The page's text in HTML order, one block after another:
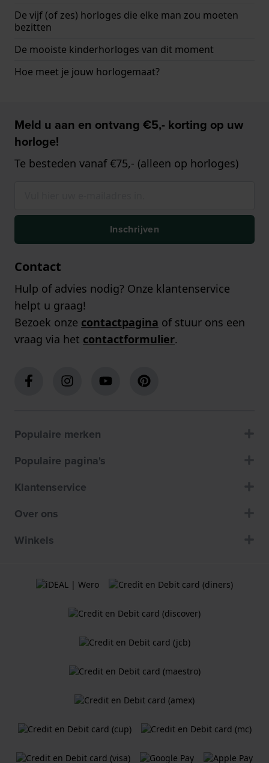
De vijf (of zes) horloges die elke man zou moeten
bezitten
De mooiste kinderhorloges van dit moment
Hoe meet je jouw horlogemaat?
Meld u aan en ontvang €5,- korting op uw
horloge!
Te besteden vanaf €75,- (alleen op horloges)
Inschrijven
Contact
Hulp of advies nodig? Onze klantenservice
helpt u graag!
Bezoek onze contactpagina of stuur ons een
vraag via het contactformulier.
Populaire merken
Populaire pagina's
Klantenservice
Over ons
Winkels